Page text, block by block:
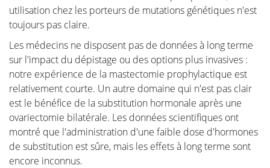
utilisation chez les porteurs de mutations génétiques n'est
toujours pas claire.
Les médecins ne disposent pas de données à long terme
sur l'impact du dépistage ou des options plus invasives :
notre expérience de la mastectomie prophylactique est
relativement courte. Un autre domaine qui n'est pas clair
est le bénéfice de la substitution hormonale après une
ovariectomie bilatérale. Les données scientifiques ont
montré que l'administration d'une faible dose d'hormones
de substitution est sûre, mais les effets à long terme sont
encore inconnus.